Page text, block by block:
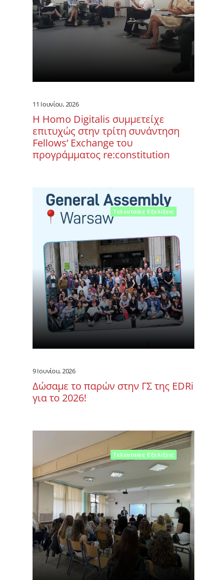
11 Ιουνίου, 2026
Η Homo Digitalis συμμετείχε
επιτυχώς στην τρίτη συνάντηση
Fellows’ Exchange του
προγράμματος re:constitution
Τελευταίες Εξελίξεις
9 Ιουνίου, 2026
Δώσαμε το παρών στην ΓΣ της EDRi
για το 2026!
Τελευταίες Εξελίξεις